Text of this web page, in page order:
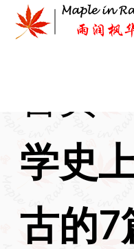
content
学史
古的7